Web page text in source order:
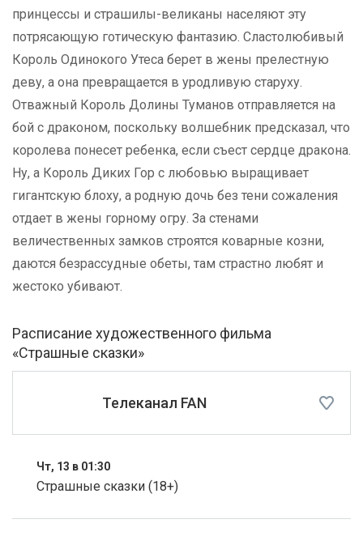
принцессы и страшилы-великаны населяют эту
потрясающую готическую фантазию. Сластолюбивый
Король Одинокого Утеса берет в жены прелестную
деву, а она превращается в уродливую старуху.
Отважный Король Долины Туманов отправляется на
бой с драконом, поскольку волшебник предсказал, что
королева понесет ребенка, если съест сердце дракона.
Ну, а Король Диких Гор с любовью выращивает
гигантскую блоху, а родную дочь без тени сожаления
отдает в жены горному огру. За стенами
величественных замков строятся коварные козни,
даются безрассудные обеты, там страстно любят и
жестоко убивают.
Расписание художественного фильма
«Страшные сказки»
Телеканал FAN
Чт, 13 в 01:30
Страшные сказки (18+)